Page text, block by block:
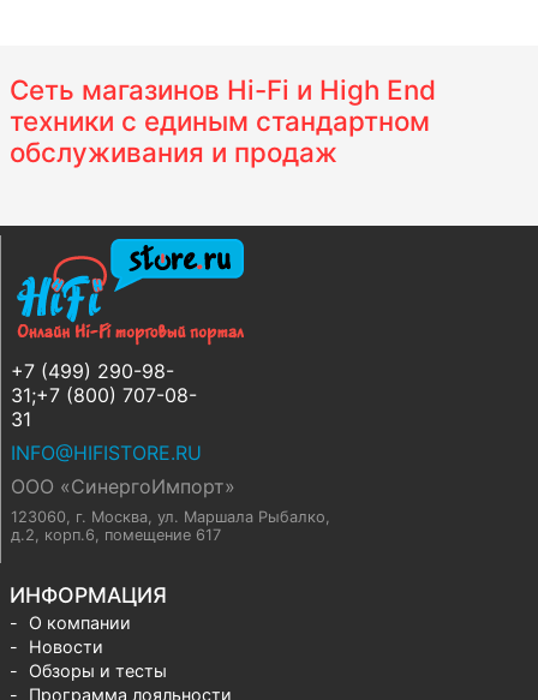
Сеть магазинов Hi-Fi и High End
техники с единым стандартном
обслуживания и продаж
+7 (499) 290-98-
31;+7 (800) 707-08-
31
INFO@HIFISTORE.RU
ООО «СинергоИмпорт»
123060, г. Москва, ул. Маршала Рыбалко,
д.2, корп.6, помещение 617
ИНФОРМАЦИЯ
О компании
Новости
Обзоры и тесты
Программа лояльности